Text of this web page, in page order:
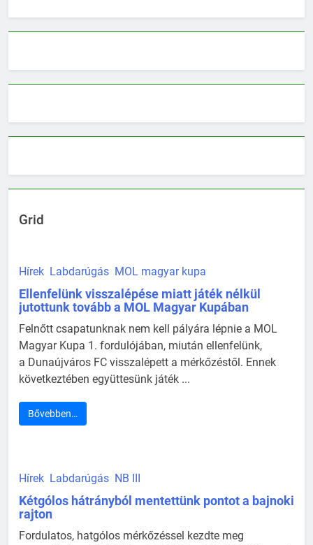
Grid
Hírek Labdarúgás MOL magyar kupa
Ellenfelünk visszalépése miatt játék nélkül
jutottunk tovább a MOL Magyar Kupában
Felnőtt csapatunknak nem kell pályára lépnie a MOL
Magyar Kupa 1. fordulójában, miután ellenfelünk,
a Dunaújváros FC visszalépett a mérkőzéstől. Ennek
következtében együttesünk játék ...
Bővebben…
Hírek Labdarúgás NB III
Kétgólos hátrányból mentettünk pontot a bajnoki
rajton
Fordulatos, hatgólos mérkőzéssel kezdte meg